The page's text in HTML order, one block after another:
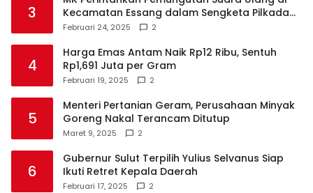
3
Kecamatan Essang dalam Sengketa Pilkada
Talaud
Februari 24, 2025 2
4
Harga Emas Antam Naik Rp12 Ribu, Sentuh
Rp1,691 Juta per Gram
Februari 19, 2025 2
5
Menteri Pertanian Geram, Perusahaan Minyak
Goreng Nakal Terancam Ditutup
Maret 9, 2025 2
6
Gubernur Sulut Terpilih Yulius Selvanus Siap
Ikuti Retret Kepala Daerah
Februari 17, 2025 2